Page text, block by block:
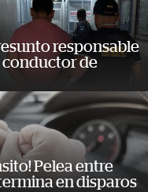
responsable
conductor de
Pelea entre
en disparos